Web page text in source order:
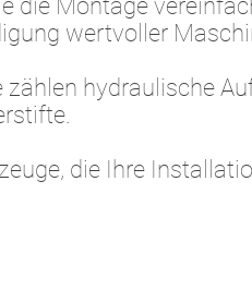
die Montage
wertvoller
hydraulische
die Ihre